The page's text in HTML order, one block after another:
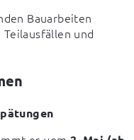
Bauarbeiten
und